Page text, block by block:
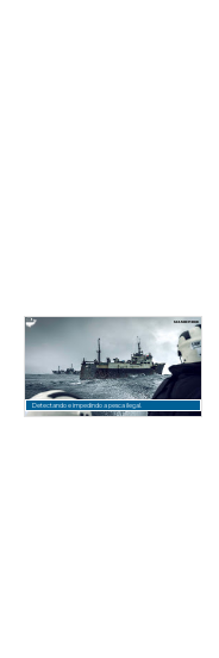
Detectando e impedindo a pesca ilegal.